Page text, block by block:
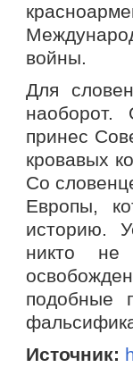
войны.
Для
принес
кровавых
Со
Европы,
историю.
никто не
подобные
Источник: